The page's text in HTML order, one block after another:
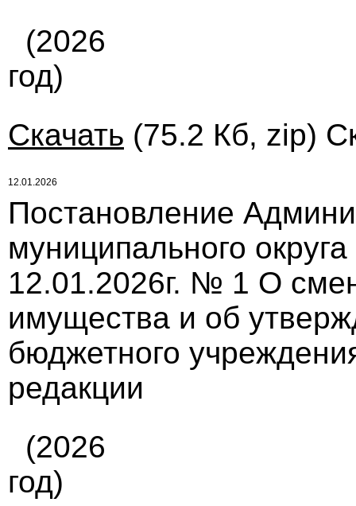
(2026
год)
Скачать (75.2 Кб, zip)
12.01.2026
Постановление
муниципального
12.01.2026г. № 1 О
имущества и об
бюджетного
редакции
(2026
год)